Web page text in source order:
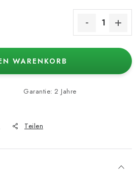
WARENKORB
Garantie: 2 Jahre
Teilen